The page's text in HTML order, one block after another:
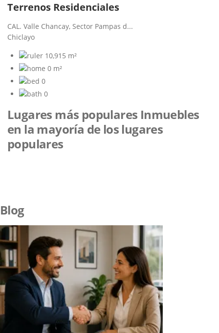
Terrenos Residenciales
CAL. Valle Chancay, Sector Pampas d...
Chiclayo
10,915 m²
0 m²
0
0
Lugares más populares Inmuebles
en la mayoría de los lugares
populares
Blog